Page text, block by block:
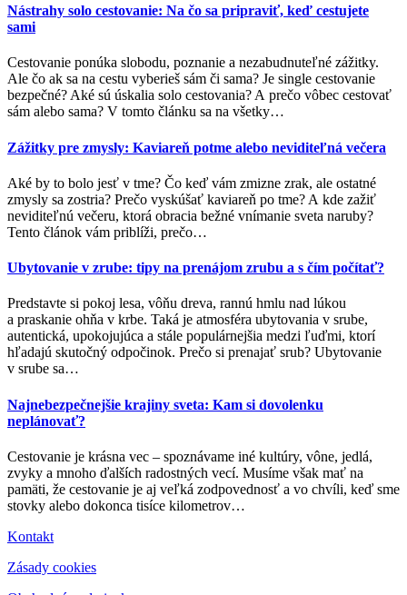
Nástrahy solo cestovanie: Na čo sa pripraviť, keď cestujete
sami
Cestovanie ponúka slobodu, poznanie a nezabudnuteľné zážitky.
Ale čo ak sa na cestu vyberieš sám či sama? Je single cestovanie
bezpečné? Aké sú úskalia solo cestovania? A prečo vôbec cestovať
sám alebo sama? V tomto článku sa na všetky…
Zážitky pre zmysly: Kaviareň potme alebo neviditeľná večera
Aké by to bolo jesť v tme? Čo keď vám zmizne zrak, ale ostatné
zmysly sa zostria? Prečo vyskúšať kaviareň po tme? A kde zažiť
neviditeľnú večeru, ktorá obracia bežné vnímanie sveta naruby?
Tento článok vám priblíži, prečo…
Ubytovanie v zrube: tipy na prenájom zrubu a s čím počítať?
Predstavte si pokoj lesa, vôňu dreva, rannú hmlu nad lúkou
a praskanie ohňa v krbe. Taká je atmosféra ubytovania v srube,
autentická, upokojujúca a stále populárnejšia medzi ľuďmi, ktorí
hľadajú skutočný odpočinok. Prečo si prenajať srub? Ubytovanie
v srube sa…
Najnebezpečnejšie krajiny sveta: Kam si dovolenku
neplánovať?
Cestovanie je krásna vec – spoznávame iné kultúry, vône, jedlá,
zvyky a mnoho ďalších radostných vecí. Musíme však mať na
pamäti, že cestovanie je aj veľká zodpovednosť a vo chvíli, keď sme
stovky alebo dokonca tisíce kilometrov…
Kontakt
Zásady cookies